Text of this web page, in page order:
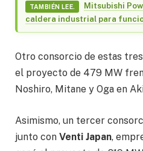
TAMBIÉN LEE.
Mitsubishi
caldera industrial para
Otro consorcio de estas
el proyecto de 479 MW
Noshiro, Mitane y Oga en
Asimismo, un tercer
junto con Venti Japan,